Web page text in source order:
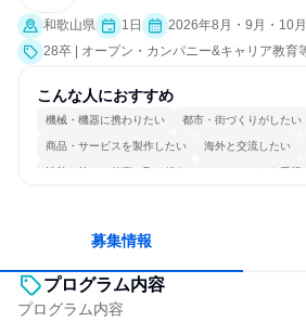
和歌山県 1日
2026年8月・9月・10月
28卒 | オープン・カンパニー&キャリア教育
こんな人におすすめ
機械・機器に携わりたい 都市・街づくりがしたい
商品・サービスを製作したい 海外と交流したい
情熱を持って仕事に取り組む チームワークを重視
募集情報
プログラム内容
プログラム内容